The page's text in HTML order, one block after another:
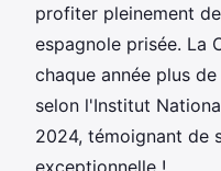
profiter pleinement
espagnole prisée. La
chaque année plus
selon l'Institut
2024, témoignant de
exceptionnelle !